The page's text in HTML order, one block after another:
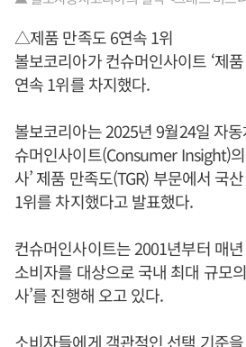
△제품 만족도 6연속 1위
볼보코리아가 컨슈머인사이트 ‘제
연속 1위를 차지했다.
볼보코리아는 2025년 9월24일 자
슈머인사이트(Consumer Insight)
사’ 제품 만족도(TGR) 부문에서 국
1위를 차지했다고 발표했다.
컨슈머인사이트는 2001년부터 매
소비자를 대상으로 국내 최대 규모
사’를 진행해 오고 있다.
소비자들에게 객관적인 선택 기준